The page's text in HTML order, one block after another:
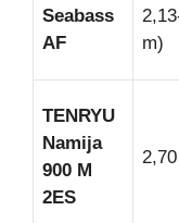
Seabass
AF
m)
TENRYU
Namija
900 M
2ES